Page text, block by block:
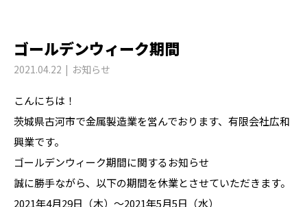
ゴールデンウィーク期間
2021.04.22 お知らせ
こんにちは！
茨城県古河市で金属製造業を営んでおります、有限会社広和
興業です。
ゴールデンウィーク期間に関するお知らせ
誠に勝手ながら、以下の期間を休業とさせていただきます。
2021年4月29日（木）～2021年5月5日（水）